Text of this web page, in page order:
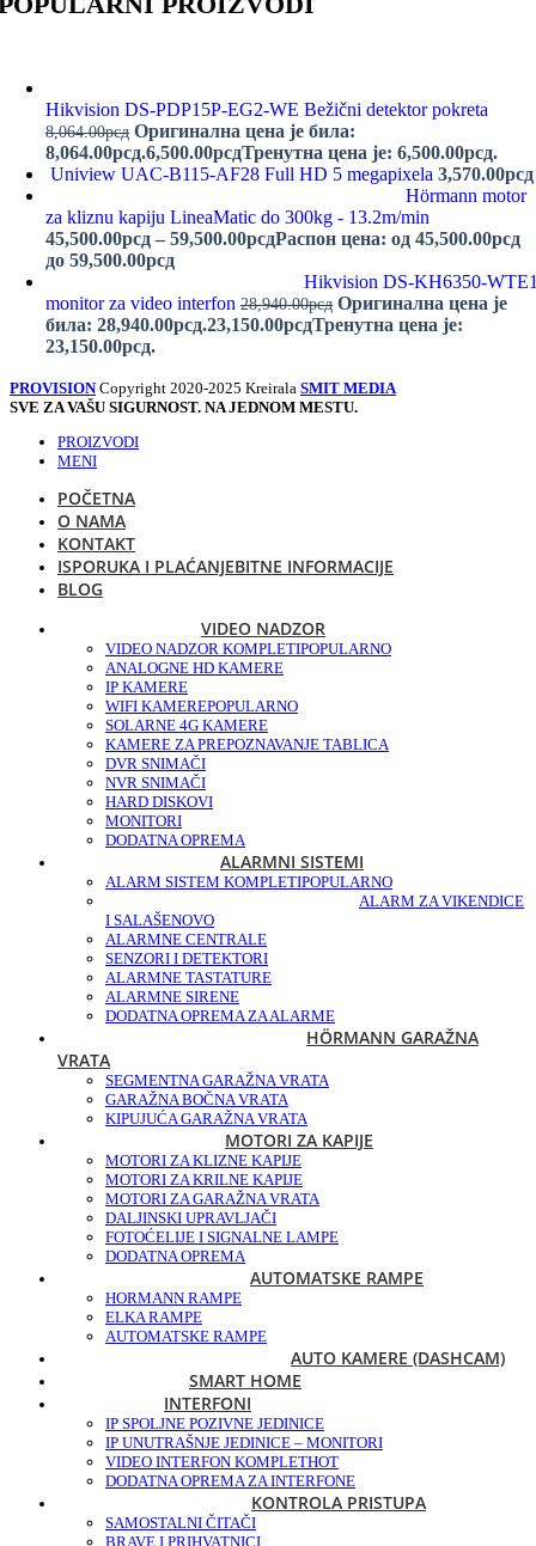
Hikvision DS-PDP15P-EG2-WE Bežični detektor pokreta
8,064.00рсд Оригинална цена је била:
8,064.00рсд.6,500.00рсдТренутна цена је: 6,500.00рсд.
Uniview UAC-B115-AF28 Full HD 5 megapixela 3,570.00рсд
Hörmann motor
za kliznu kapiju LineaMatic do 300kg - 13.2m/min
45,500.00рсд – 59,500.00рсдРаспон цена: од 45,500.00рсд
до 59,500.00рсд
Hikvision DS-KH6350-
monitor za video interfon 28,940.00рсд Оригинална цена је
била: 28,940.00рсд.23,150.00рсдТренутна цена је:
23,150.00рсд.
PROVISIONCopyright 2020-2025 Kreirala SMIT MEDIA
SVE ZA VAŠU SIGURNOST. NA JEDNOM MESTU.
PROIZVODI
MENI
POČETNA
O NAMA
KONTAKT
ISPORUKA I PLAĆANJEBITNE INFORMACIJE
BLOG
VIDEO NADZOR
VIDEO NADZOR KOMPLETIPOPULARNO
ANALOGNE HD KAMERE
IP KAMERE
WIFI KAMEREPOPULARNO
SOLARNE 4G KAMERE
KAMERE ZA PREPOZNAVANJE TABLICA
DVR SNIMAČI
NVR SNIMAČI
HARD DISKOVI
MONITORI
DODATNA OPREMA
ALARMNI SISTEMI
ALARM SISTEM KOMPLETIPOPULARNO
ALARM ZA VIKENDICE
I SALAŠENOVO
ALARMNE CENTRALE
SENZORI I DETEKTORI
ALARMNE TASTATURE
ALARMNE SIRENE
DODATNA OPREMA ZA ALARME
HÖRMANN GARAŽNA
VRATA
SEGMENTNA GARAŽNA VRATA
GARAŽNA BOČNA VRATA
KIPUJUĆA GARAŽNA VRATA
MOTORI ZA KAPIJE
MOTORI ZA KLIZNE KAPIJE
MOTORI ZA KRILNE KAPIJE
MOTORI ZA GARAŽNA VRATA
DALJINSKI UPRAVLJAČI
FOTOĆELIJE I SIGNALNE LAMPE
DODATNA OPREMA
AUTOMATSKE RAMPE
HORMANN RAMPE
ELKA RAMPE
AUTOMATSKE RAMPE
AUTO KAMERE (DASHCAM)
SMART HOME
INTERFONI
IP SPOLJNE POZIVNE JEDINICE
IP UNUTRAŠNJE JEDINICE – MONITORI
VIDEO INTERFON KOMPLETHOT
DODATNA OPREMA ZA INTERFONE
KONTROLA PRISTUPA
SAMOSTALNI ČITAČI
BRAVE I PRIHVATNICI